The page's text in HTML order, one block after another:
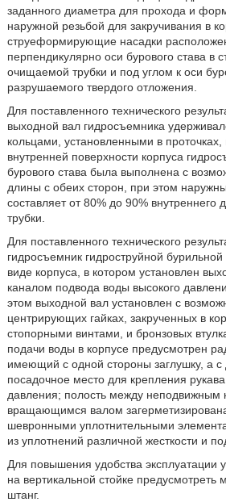
заданного диаметра для прохода и
наружной резьбой для закручивания в
струеформирующие насадки
перпендикулярно оси бурового става в
очищаемой трубки и под углом к оси
разрушаемого твердого отложения.
Для поставленного технического
выходной вал гидросъемника
кольцами, установленными в
внутренней поверхности корпуса
бурового става была выполнена с
длины с обеих сторон, при этом
составляет от 80% до 90%
трубки.
Для поставленного технического
гидросъемник гидроструйной
виде корпуса, в котором установлен
каналом подвода воды высокого
этом выходной вал установлен с
центрирующих гайках, закрученных в
стопорными винтами, и бронзовых
подачи воды в корпусе предусмотрен
имеющий с одной стороны заглушку, а с
посадочное место для крепления
давления; полость между неподвижным
вращающимся валом
шевронными уплотнительными
из уплотнений различной жесткости и
Для повышения удобства эксплуатации
на вертикальной стойке предусмотреть
штанг.